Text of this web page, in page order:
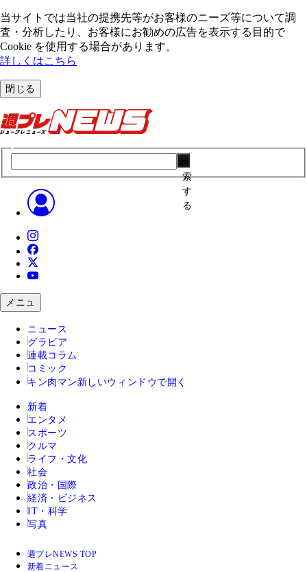
当サイトでは当社の提携先等がお客様のニーズ等について調
査・分析したり、お客様にお勧めの広告を表⽰する⽬的で
Cookie を使⽤する場合があります。
詳しくはこちら
閉じる
索
す
る
メニュ
ニュース
グラビア
連載コラム
コミック
キン肉マン 新しいウィンドウで開く
新着
エンタメ
スポーツ
クルマ
ライフ・文化
社会
政治・国際
経済・ビジネス
IT・科学
写真
週プレNEWS TOP
新着ニュース